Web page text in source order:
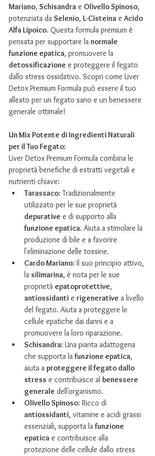
Mariano, Schisandra e Olivello Spinoso,
potenziata da Selenio, L-Cisteina e Acido
Alfa Lipoico. Questa formula premium è
pensata per supportare la normale
funzione epatica, promuovere la
detossificazione e proteggere il fegato
dallo stress ossidativo. Scopri come Liver
Detox Premium Formula può essere il tuo
alleato per un fegato sano e un benessere
generale ottimale!
Un Mix Potente di Ingredienti Naturali
per il Tuo Fegato:
Liver Detox Premium Formula combina le
proprietà benefiche di estratti vegetali e
nutrienti chiave:
Tarassaco: Tradizionalmente
utilizzato per le sue proprietà
depurative e di supporto alla
funzione epatica. Aiuta a stimolare la
produzione di bile e a favorire
l'eliminazione delle tossine.
Cardo Mariano: Il suo principio attivo,
la silimarina, è nota per le sue
proprietà epatoprotettive,
antiossidanti e rigenerative a livello
del fegato. Aiuta a proteggere le
cellule epatiche dai danni e a
promuovere la loro riparazione.
Schisandra: Una pianta adattogena
che supporta la funzione epatica,
aiuta a proteggere il fegato dallo
stress e contribuisce al benessere
generale dell'organismo.
Olivello Spinoso: Ricco di
antiossidanti, vitamine e acidi grassi
essenziali, supporta la funzione
epatica e contribuisce alla
protezione delle cellule dallo stress